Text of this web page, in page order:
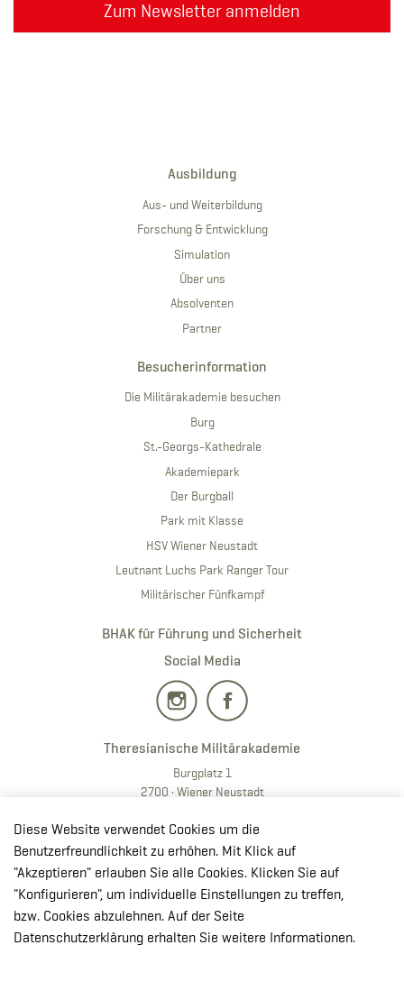
Zum Newsletter anmelden
Ausbildung
Aus- und Weiterbildung
Forschung & Entwicklung
Simulation
Über uns
Absolventen
Partner
Besucherinformation
Die Militärakademie besuchen
Burg
St.-Georgs-Kathedrale
Akademiepark
Der Burgball
Park mit Klasse
HSV Wiener Neustadt
Leutnant Luchs Park Ranger Tour
Militärischer Fünfkampf
BHAK für Führung und Sicherheit
Social Media
Theresianische Militärakademie
Burgplatz 1
2700 · Wiener Neustadt
T:+43 50201 20 28901
E:redaktion.milak @bmlv.gv.at
In OpenStreetMap öffnen
↳ Route mit GoogleMaps planen
Diese Website verwendet Cookies um die
Benutzerfreundlichkeit zu erhöhen. Mit Klick auf
"Akzeptieren" erlauben Sie alle Cookies. Klicken Sie auf
"Konfigurieren", um individuelle Einstellungen zu treffen,
bzw. Cookies abzulehnen. Auf der Seite
Datenschutzerklärung erhalten Sie weitere Informationen.